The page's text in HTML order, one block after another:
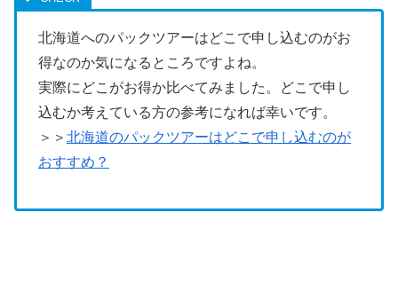
北海道へのパックツアーはどこで申し込むのがお
得なのか気になるところですよね。
実際にどこがお得か比べてみました。どこで申し
込むか考えている方の参考になれば幸いです。
＞＞ 北海道のパックツアーはどこで申し込むのが
おすすめ？